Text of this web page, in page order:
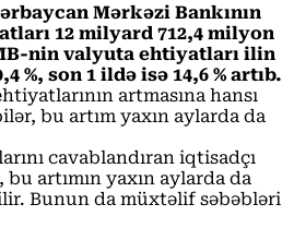
Mərkəzi Bankının
12 milyard 712,4 milyon
nin valyuta ehtiyatları ilin
%, son 1 ildə isə 14,6 % artıb.
artmasına hansı
bu artım yaxın aylarda da
cavablandıran iqtisadçı
artımın yaxın aylarda da
Bunun da müxtəlif səbəbləri